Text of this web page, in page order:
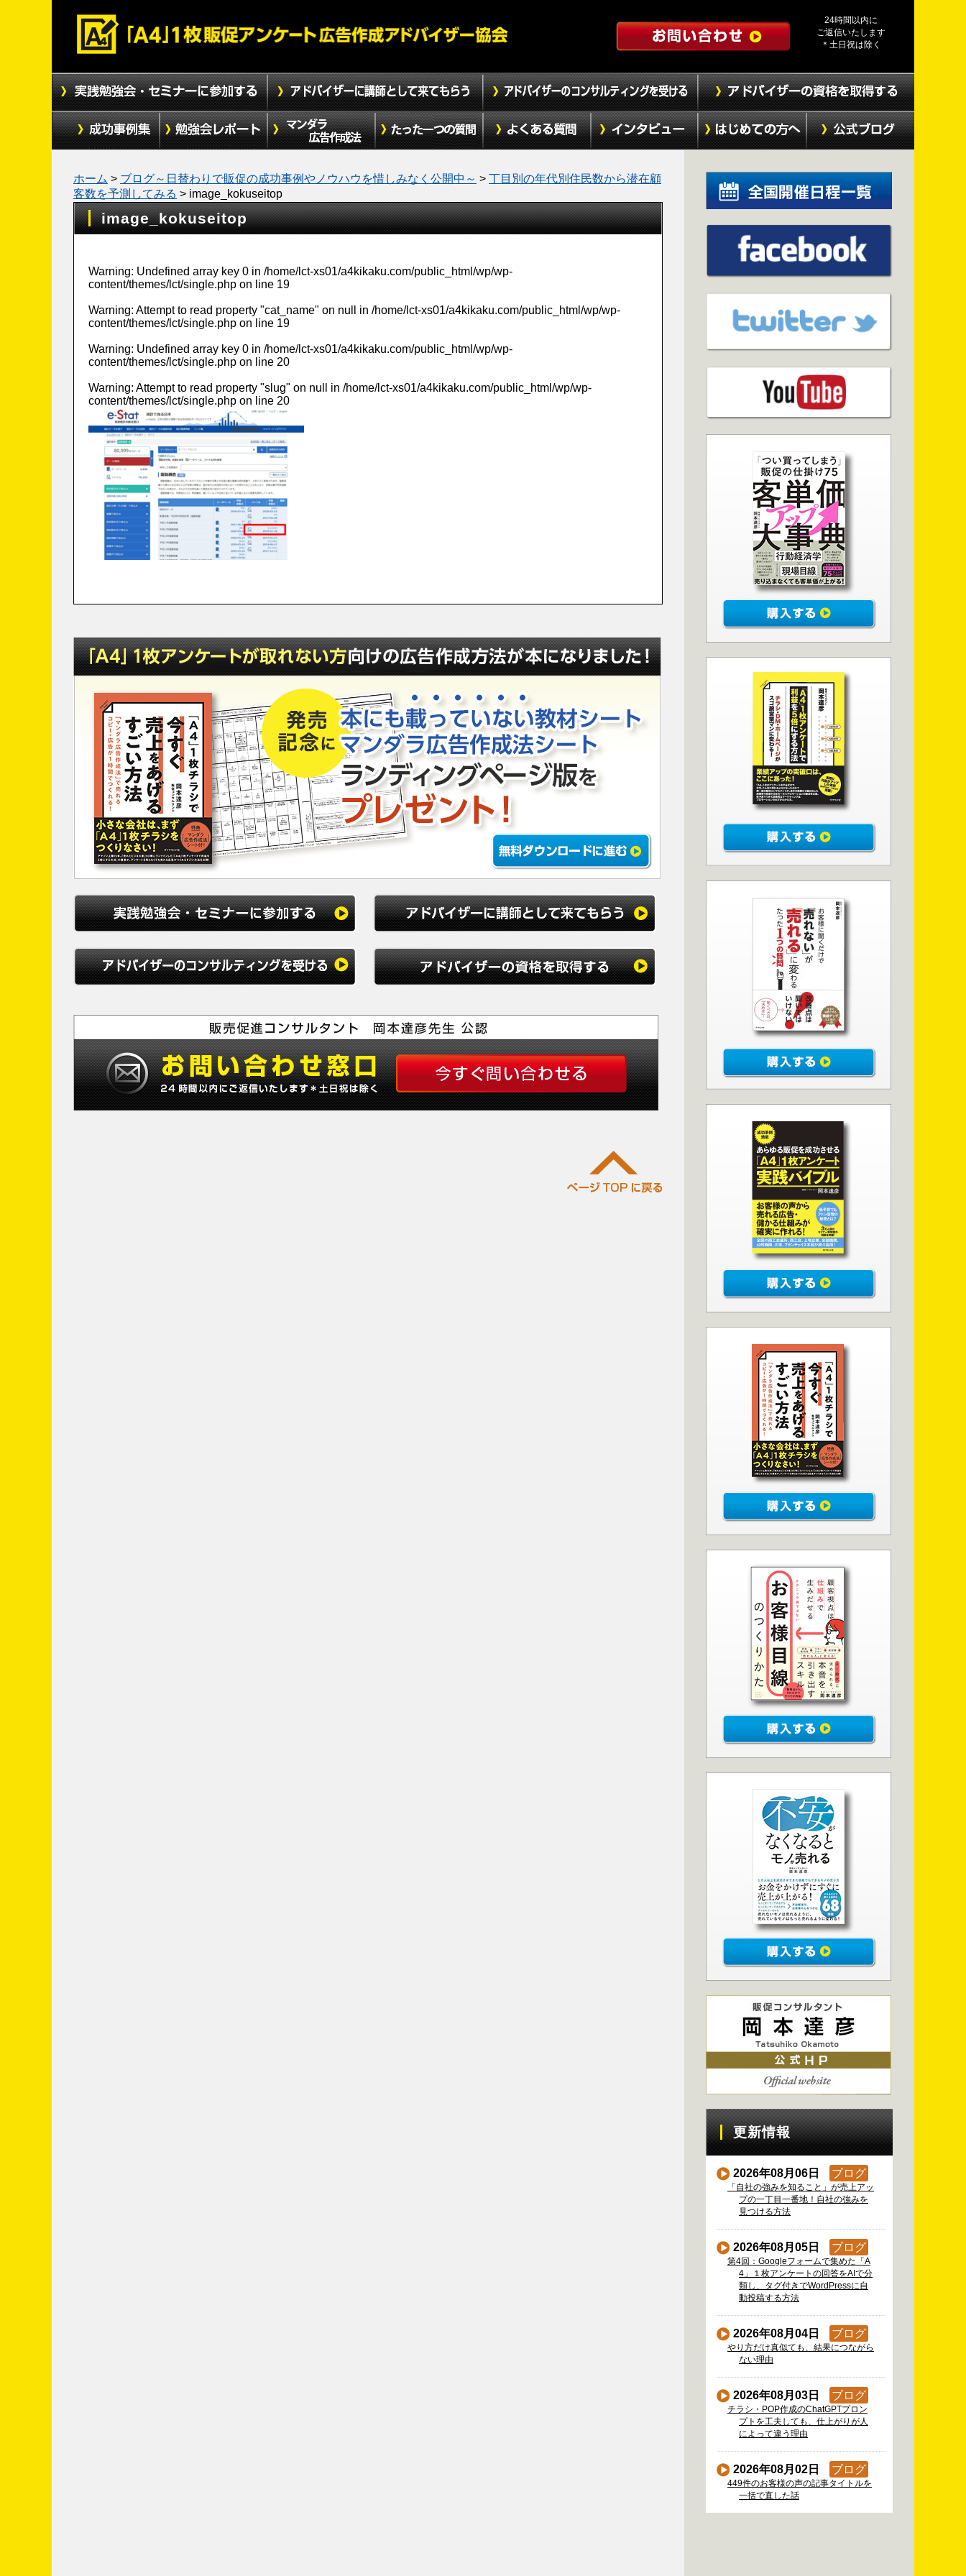
24時間以内に
ご返信いたします
＊土日祝は除く
ホーム > ブログ～日替わりで販促の成功事例やノウハウを惜しみなく公開中～ > 丁目別の年代別住民数から潜在顧
客数を予測してみる > image_kokuseitop
image_kokuseitop
Warning: Undefined array key 0 in /home/lct-xs01/a4kikaku.com/public_html/wp/wp-
content/themes/lct/single.php on line 19
Warning: Attempt to read property "cat_name" on null in /home/lct-xs01/a4kikaku.com/public_html/wp/wp-
content/themes/lct/single.php on line 19
Warning: Undefined array key 0 in /home/lct-xs01/a4kikaku.com/public_html/wp/wp-
content/themes/lct/single.php on line 20
Warning: Attempt to read property "slug" on null in /home/lct-xs01/a4kikaku.com/public_html/wp/wp-
content/themes/lct/single.php on line 20
更新情報
2026年08月06日 ブログ
「自社の強みを知ること」が売上アッ
プの一丁目一番地！自社の強みを
見つける方法
2026年08月05日 ブログ
第4回：Googleフォームで集めた「A
4」１枚アンケートの回答をAIで分
類し、タグ付きでWordPressに自
動投稿する方法
2026年08月04日 ブログ
やり方だけ真似ても、結果につながら
ない理由
2026年08月03日 ブログ
チラシ・POP作成のChatGPTプロン
プトを工夫しても、仕上がりが人
によって違う理由
2026年08月02日 ブログ
449件のお客様の声の記事タイトルを
一括で直した話